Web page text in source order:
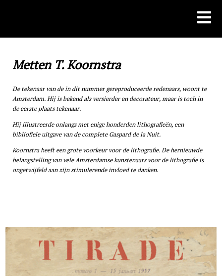
Metten T. Koornstra
De tekenaar van de in dit nummer gereproduceerde redenaars, woont te
Amsterdam. Hij is bekend als versierder en decorateur, maar is toch in
de eerste plaats tekenaar.
Hij illustreerde onlangs met enige honderden lithografieën, een
bibliofiele uitgave van de complete Gaspard de la Nuit.
Koornstra heeft een grote voorkeur voor de lithografie. De hernieuwde
belangstelling van vele Amsterdamse kunstenaars voor de lithografie is
ongetwijfeld aan zijn stimulerende invloed te danken.